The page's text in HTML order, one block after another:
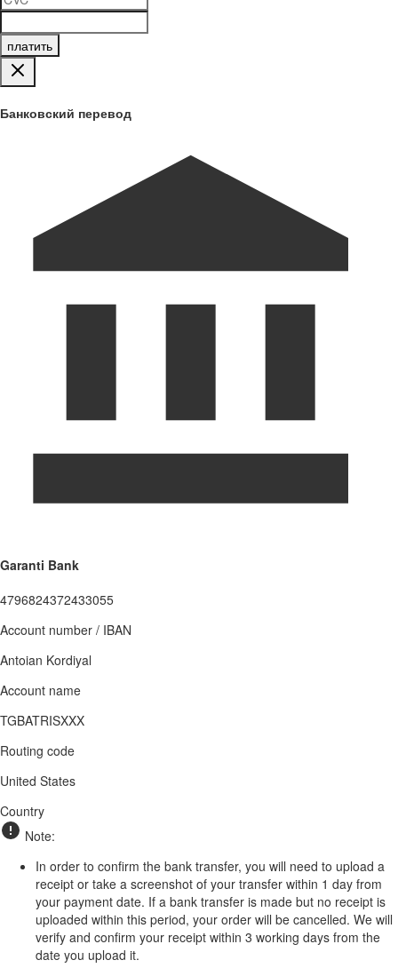
платить
Банковский перевод
Garanti Bank
4796824372433055
Account number / IBAN
Antoian Kordiyal
Account name
TGBATRISXXX
Routing code
United States
Country
Note:
In order to confirm the bank transfer, you will need to upload a
receipt or take a screenshot of your transfer within 1 day from
your payment date. If a bank transfer is made but no receipt is
uploaded within this period, your order will be cancelled. We will
verify and confirm your receipt within 3 working days from the
date you upload it.